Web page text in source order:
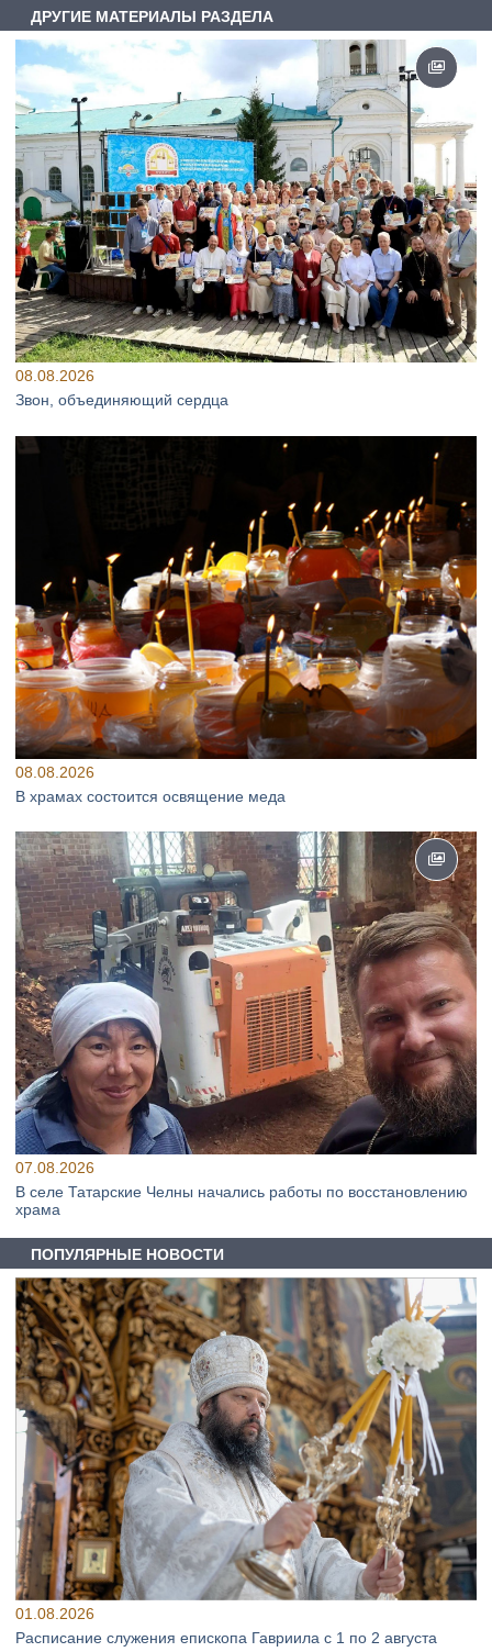
ДРУГИЕ МАТЕРИАЛЫ РАЗДЕЛА
08.08.2026
Звон, объединяющий сердца
08.08.2026
В храмах состоится освящение меда
07.08.2026
В селе Татарские Челны начались работы по восстановлению
храма
ПОПУЛЯРНЫЕ НОВОСТИ
01.08.2026
Расписание служения епископа Гавриила с 1 по 2 августа